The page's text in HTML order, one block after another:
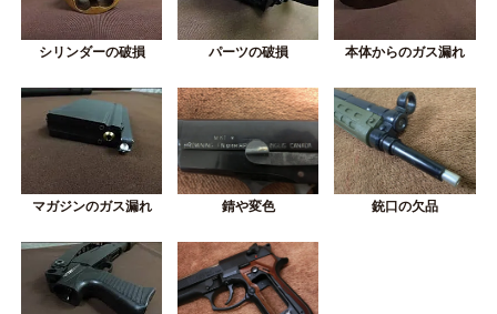
シリンダーの破損 パーツの破損 本体からのガス漏れ
マガジンのガス漏れ 錆や変色 銃口の欠品